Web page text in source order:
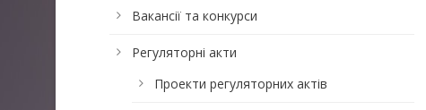
Вакансії та конкурси
Регуляторні акти
Проекти регуляторних актів